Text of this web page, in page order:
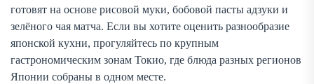
готовят на основе рисовой муки, бобовой пасты адзуки и
зелёного чая матча. Если вы хотите оценить разнообразие
японской кухни, прогуляйтесь по крупным
гастрономическим зонам Токио, где блюда разных регионов
Японии собраны в одном месте.